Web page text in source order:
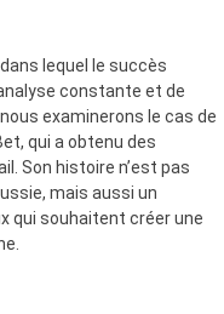
lequel le succès
constante et de
examinerons le cas de
qui a obtenu des
Son histoire n’est pas
mais aussi un
qui souhaitent créer une